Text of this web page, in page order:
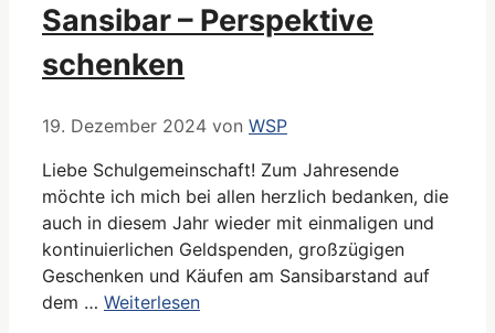
Sansibar – Perspektive
schenken
19. Dezember 2024 von WSP
Liebe Schulgemeinschaft! Zum Jahresende
möchte ich mich bei allen herzlich bedanken, die
auch in diesem Jahr wieder mit einmaligen und
kontinuierlichen Geldspenden, großzügigen
Geschenken und Käufen am Sansibarstand auf
dem … Weiterlesen